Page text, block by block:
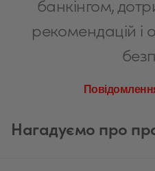
банкінгом,
рекомендацій і
Нагадуємо про